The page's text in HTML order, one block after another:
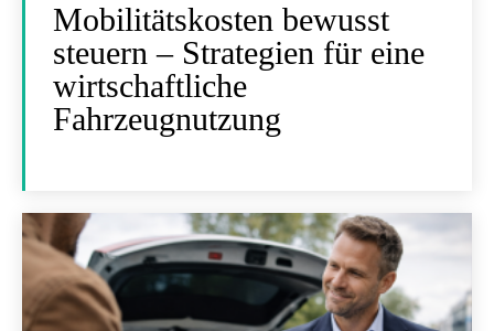
Mobilitätskosten bewusst
steuern – Strategien für eine
wirtschaftliche
Fahrzeugnutzung